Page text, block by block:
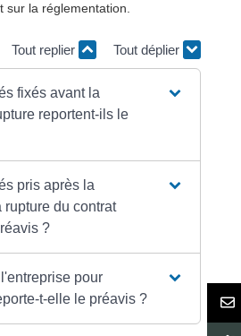
sur la réglementation.
Tout replier Tout déplier
fixés avant la
reportent-ils le
pris après la
rupture du contrat
?
pour
t-elle le préavis ?